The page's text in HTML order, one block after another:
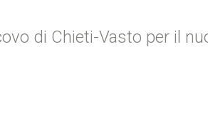
di Chieti-Vasto per il